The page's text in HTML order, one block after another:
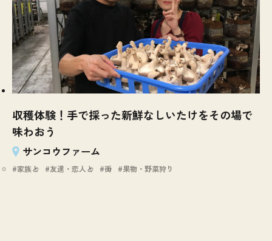
収穫体験！手で採った新鮮なしいたけをその場で
味わおう
サンコウファーム
家族と 友達・恋人と 街 果物・野菜狩り